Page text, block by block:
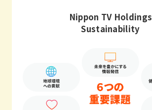
Nippon TV Holdings
Sustainability